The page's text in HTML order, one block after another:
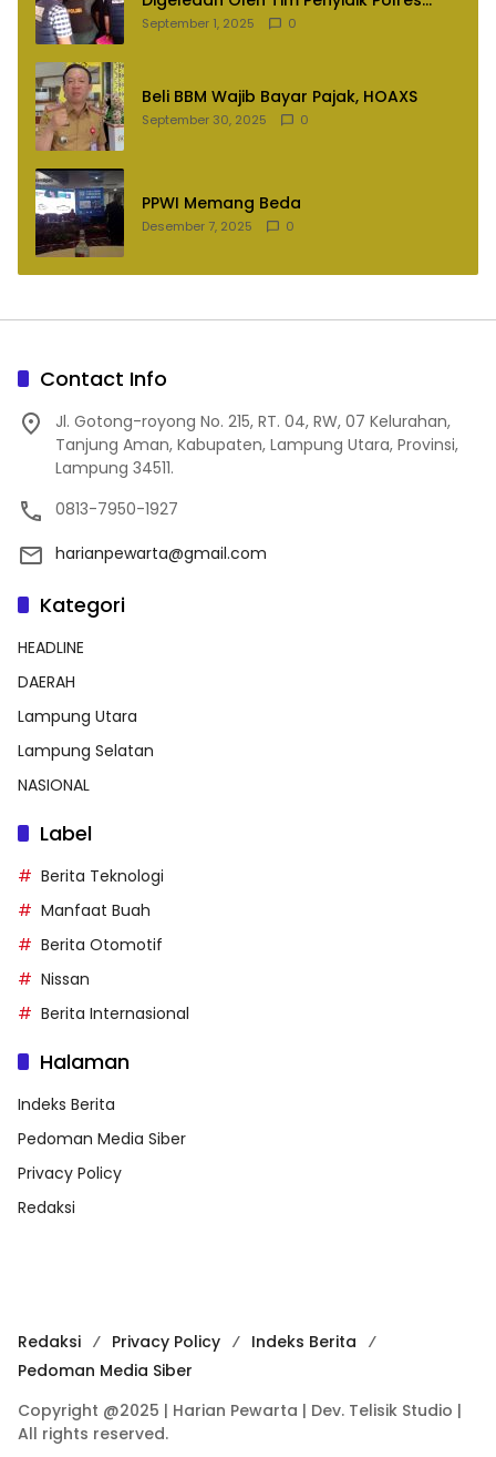
Lampung Utara
September 1, 2025 0
Beli BBM Wajib Bayar Pajak, HOAXS
September 30, 2025 0
PPWI Memang Beda
Desember 7, 2025 0
Contact Info
Jl. Gotong-royong No. 215, RT. 04, RW, 07 Kelurahan,
Tanjung Aman, Kabupaten, Lampung Utara, Provinsi,
Lampung 34511.
0813-7950-1927
harianpewarta@gmail.com
Kategori
HEADLINE
DAERAH
Lampung Utara
Lampung Selatan
NASIONAL
Label
Berita Teknologi
Manfaat Buah
Berita Otomotif
Nissan
Berita Internasional
Halaman
Indeks Berita
Pedoman Media Siber
Privacy Policy
Redaksi
Redaksi Privacy Policy
Indeks Berita
Pedoman Media Siber
Copyright @2025 | Harian Pewarta | Dev. Telisik Studio |
All rights reserved.